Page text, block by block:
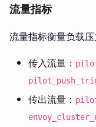
流量指标
流量指标衡量负载压
传入流量：
传出流量：